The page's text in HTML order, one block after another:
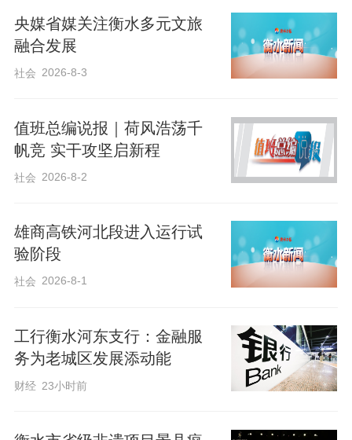
4月30日，衡水市委书记吴晓华到衡水高新区调研安全生产和项目建设情况。
武志库 摄
4月30日，衡水市委书记吴晓华就安全生
产、项目建设工作到衡水高新区调研。
司、河北雄发新材料科技有限公司、河北
冀衡集团有限公司蓝天分公司，实地察看
企业重点项目建设进展和安全隐患整改、
新区工作汇报，协调解决实际问题。他叮
嘱企业负责人要始终绷紧安全生产这根
弦，严格执行安全操作规程，强化安全风
央媒省媒关注衡水多元文旅
融合发展
社会 2026-8-3
值班总编说报｜荷风浩荡千
帆竞 实干攻坚启新程
社会 2026-8-2
雄商高铁河北段进入运行试
验阶段
社会 2026-8-1
工行衡水河东支行：金融服
务为老城区发展添动能
财经 23小时前